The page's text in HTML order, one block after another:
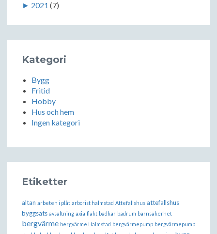
► 2021 (7)
Kategori
Bygg
Fritid
Hobby
Hus och hem
Ingen kategori
Etiketter
altan arbeten i plåt arborist halmstad Attefallshus attefallshus
byggsats avsaltning axialfläkt badkar badrum barnsäkerhet
bergvärme bergvärme Halmstad bergvärmepump bergvärmepump